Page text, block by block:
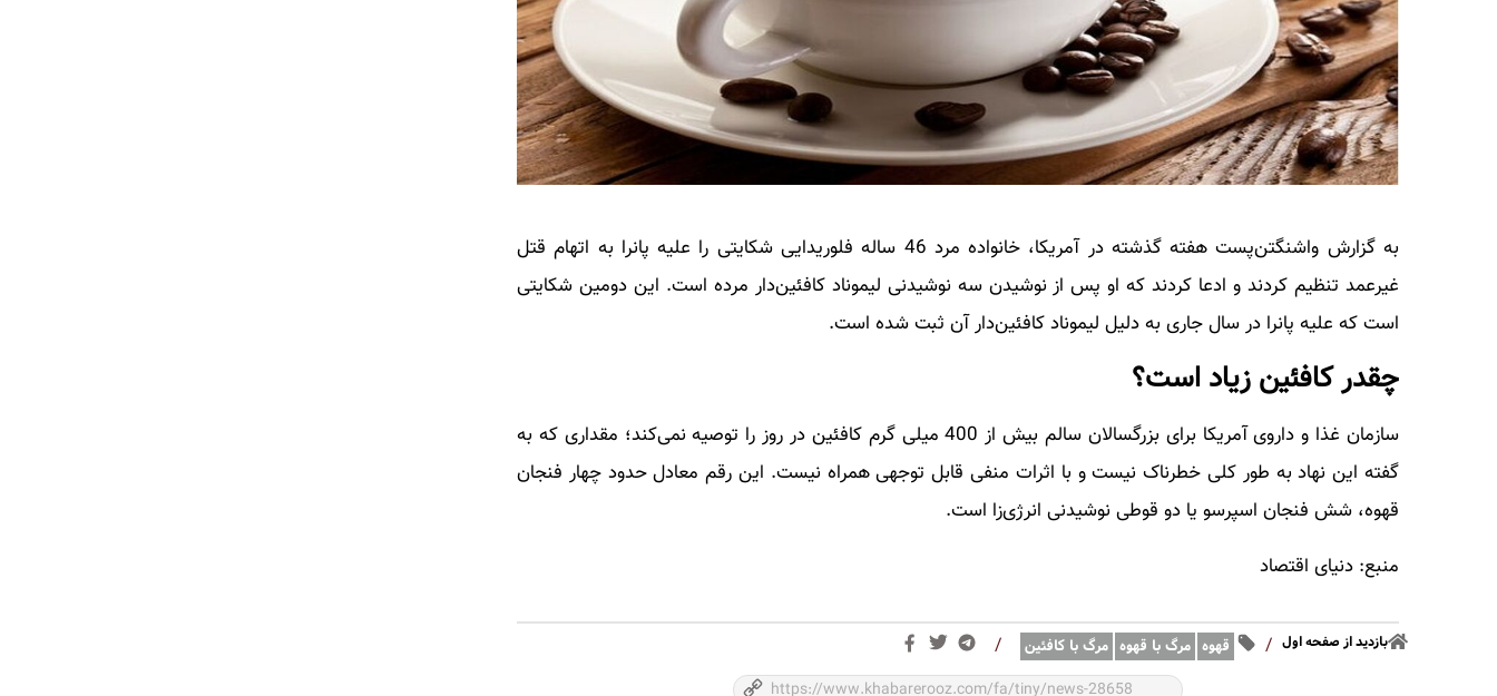
به گزارش واشنگتن‌پست هفته گذشته در آمریکا، خانواده مرد 46 ساله فلوریدایی شکایتی را علیه پانرا به اتهام قتل
غیرعمد تنظیم کردند و ادعا کردند که او پس از نوشیدن سه نوشیدنی لیموناد کافئین‌دار مرده است. این دومین شکایتی
است که علیه پانرا در سال جاری به دلیل لیموناد کافئین‌دار آن ثبت شده است.
چقدر کافئین زیاد است؟
سازمان غذا و داروی آمریکا برای بزرگسالان سالم بیش از 400 میلی گرم کافئین در روز را توصیه نمی‌کند؛ مقداری که به
گفته این نهاد به طور کلی خطرناک نیست و با اثرات منفی قابل توجهی همراه نیست. این رقم معادل حدود چهار فنجان
قهوه، شش فنجان اسپرسو یا دو قوطی نوشیدنی انرژی‌زا است.
منبع: دنیای اقتصاد
بازدید از صفحه اول / قهوه مرگ با قهوه مرگ با کافئین /